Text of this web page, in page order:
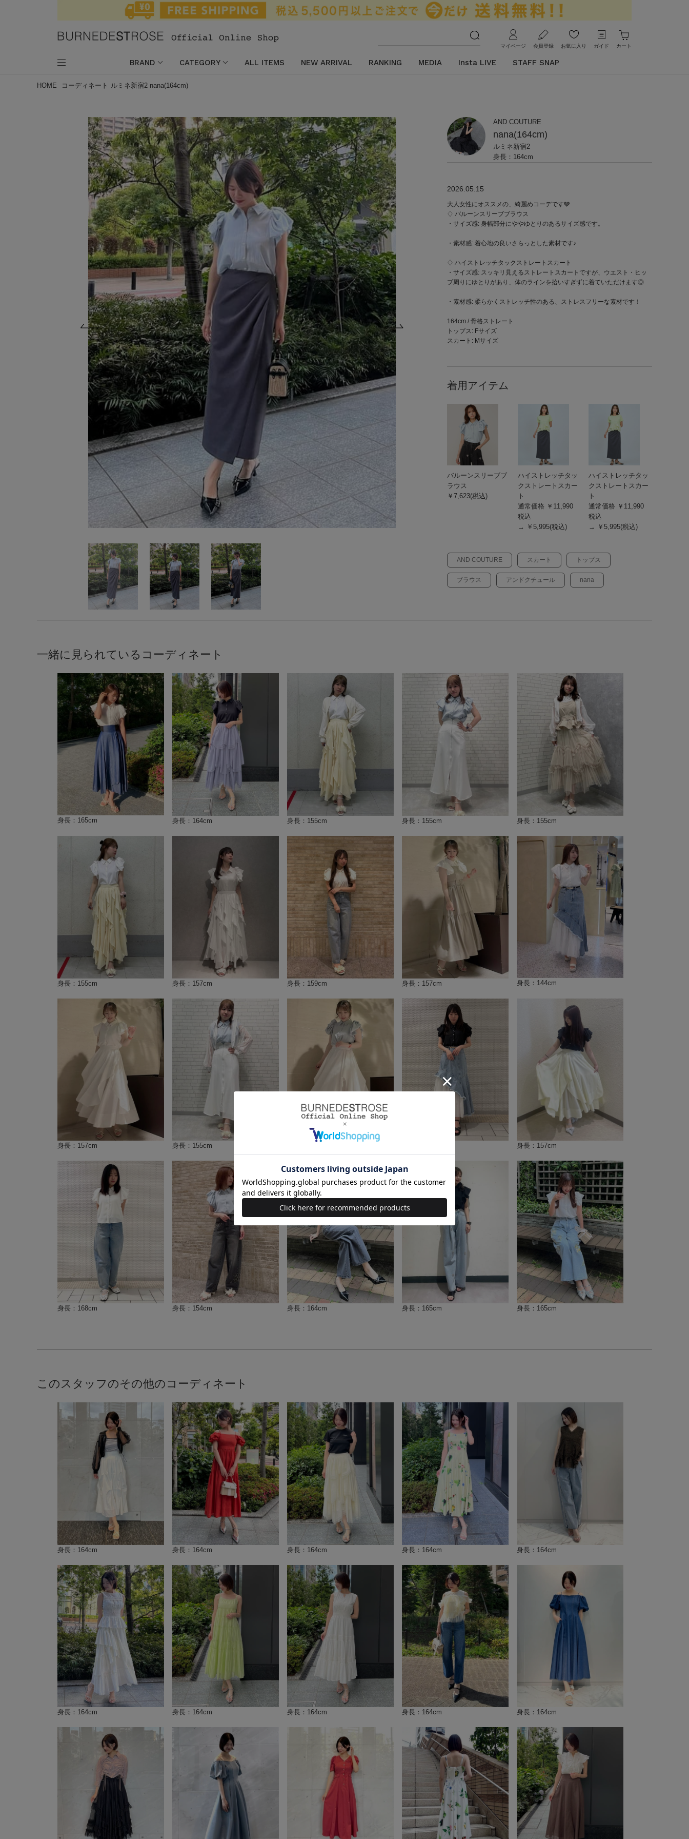
マイページ 会員登録 お気に入り ガイド カート
BRAND CATEGORY ALL ITEMS NEW ARRIVAL RANKING MEDIA Insta LIVE STAFF SNAP
HOME コーディネート ルミネ新宿2 nana(164cm)
2026.05.15
AND COUTURE
ルミネ新宿2
nana(164cm)
身長：164cm
大人女性にオススメの、綺麗めコーデです🩶
♢ バルーンスリーブブラウス
・サイズ感: 身幅部分にややゆとりのあるサイズ感です。
・素材感: 着心地の良いさらっとした素材です♪
♢ ハイストレッチタックストレートスカート
・サイズ感: スッキリ見えるストレートスカートですが、ウエスト・ヒッ
プ周りにゆとりがあり、体のラインを拾いすぎずに着ていただけます◎
・素材感: 柔らかくストレッチ性のある、ストレスフリーな素材です！
164cm / 骨格ストレート
トップス: Fサイズ
スカート: Mサイズ
AND COUTURE スカート トップス
ブラウス アンドクチュール nana
着用アイテム
バルーンスリーブブ
ラウス
￥7,623(税込)
ハイストレッチタッ
クストレートスカー
ト
通常価格 ￥11,990
税込
→ ￥5,995(税込)
ハイストレッチタッ
クストレートスカー
ト
通常価格 ￥11,990
税込
→ ￥5,995(税込)
一緒に見られているコーディネート
身長：165cm 身長：164cm 身長：155cm 身長：155cm 身長：155cm
身長：155cm 身長：157cm 身長：159cm 身長：157cm 身長：144cm
身長：157cm 身長：155cm 身長：157cm
身長：168cm 身長：154cm 身長：164cm 身長：165cm 身長：165cm
このスタッフのその他のコーディネート
身長：164cm 身長：164cm 身長：164cm 身長：164cm 身長：164cm
身長：164cm 身長：164cm 身長：164cm 身長：164cm 身長：164cm